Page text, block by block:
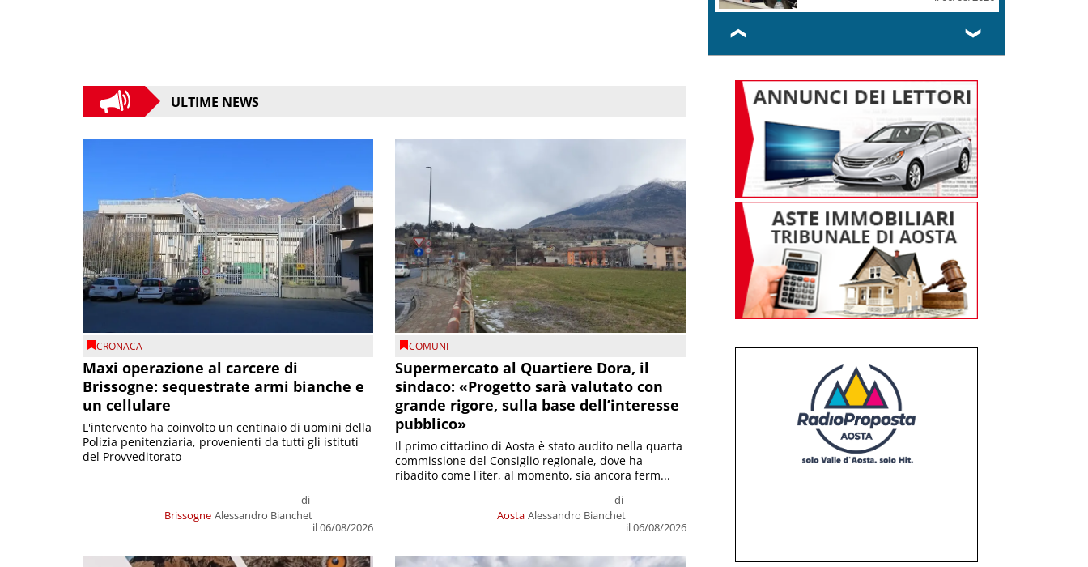
ULTIME NEWS
CRONACA
Maxi operazione al carcere di
Brissogne: sequestrate armi bianche e
un cellulare
Brissogne
di
Alessandro Bianchet
il 06/08/2026
L'intervento ha coinvolto un centinaio di uomini della
Polizia penitenziaria, provenienti da tutti gli istituti
del Provveditorato
COMUNI
Supermercato al Quartiere Dora, il
sindaco: «Progetto sarà valutato con
grande rigore, sulla base dell’interesse
pubblico»
Aosta
di
Alessandro Bianchet
il 06/08/2026
Il primo cittadino di Aosta è stato audito nella quarta
commissione del Consiglio regionale, dove ha
ribadito come l'iter, al momento, sia ancora ferm...
❮ ❯